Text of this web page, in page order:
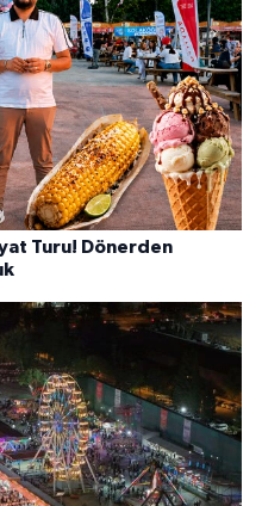
Turu! Dönerden